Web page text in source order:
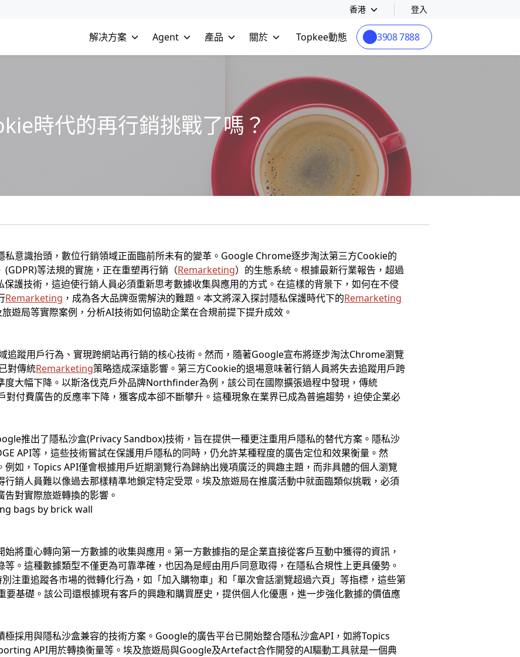
香港 登入
解决方案 Agent 產品 關於 Topkee動態 3908 7888
時代的再行銷挑戰了嗎？
私意識抬頭，數位行銷領域正面臨前所未有的變革。Google Chrome逐步淘汰第三方Cookie的
等法規的實施，正在重塑再行銷（Remarketing）的生態系統。根據最新行業報告，超過
護技術，這迫使行銷人員必須重新思考數據收集與應用的方式。在這樣的背景下，如何在不侵
Remarketing ，成為各大品牌亟需解決的難題。本文將深入探討隱私保護時代下的Remarketing
遊局等實際案例，分析AI技術如何協助企業在合規前提下提升成效。
追蹤用戶行為、實現跨網站再行銷的核心技術。然而，隨著Google宣布將逐步淘汰Chrome瀏覽
對傳統Remarketing策略造成深遠影響。第三方Cookie的退場意味著行銷人員將失去追蹤用戶跨
度大幅下降。以斯洛伐克戶外品牌Northfinder為例，該公司在國際擴張過程中發現，傳統
對付費廣告的反應率下降，獲客成本卻不斷攀升。這種現象在業界已成為普遍趨勢，迫使企業必
推出了隱私沙盒(Privacy Sandbox)技術，旨在提供一種更注重用戶隱私的替代方案。隱私沙
API等，這些技術嘗試在保護用戶隱私的同時，仍允許某種程度的廣告定位和效果衡量。然
如，Topics API僅會根據用戶近期瀏覽行為歸納出幾項廣泛的興趣主題，而非具體的個人瀏覽
銷人員難以像過去那樣精準地鎖定特定受眾。埃及旅遊局在推廣活動中就面臨類似挑戰，必須
對實際旅遊轉換的影響。
將重心轉向第一方數據的收集與應用。第一方數據指的是企業直接從客戶互動中獲得的資訊，
。這種數據類型不僅更為可靠準確，也因為是經由用戶同意取得，在隱私合規性上更具優勢。
注重追蹤各市場的微轉化行為，如「加入購物車」和「單次會話瀏覽超過六頁」等指標，這些第
要基礎。該公司還根據現有客戶的興趣和購買歷史，提供個人化優惠，進一步強化數據的價值應
採用與隱私沙盒兼容的技術方案。Google的廣告平台已開始整合隱私沙盒API，如將Topics
API用於轉換衡量等。埃及旅遊局與Google及Artefact合作開發的AI驅動工具就是一個典